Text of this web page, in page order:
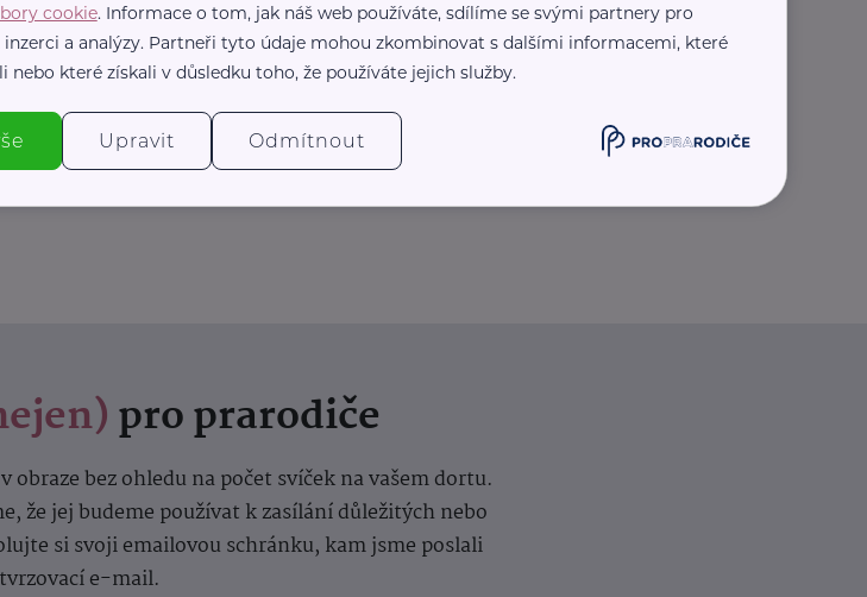
pro prarodiče
bez ohledu na počet svíček na vašem dortu.
že jej budeme používat k zasílání důležitých nebo
si svoji emailovou schránku, kam jsme poslali
e-mail.
cookie. Informace o tom, jak náš web používáte, sdílíme se svými partnery pro
inzerci a analýzy. Partneři tyto údaje mohou zkombinovat s dalšími informacemi, které
nebo které získali v důsledku toho, že používáte jejich služby.
Upravit Odmítnout